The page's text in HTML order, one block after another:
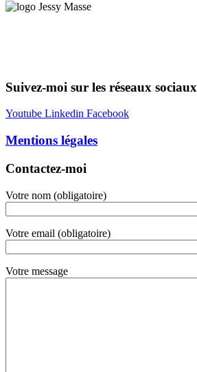
Suivez-moi sur les réseaux sociaux
Youtube Linkedin Facebook
Mentions légales
Contactez-moi
Votre nom (obligatoire)
Votre email (obligatoire)
Votre message